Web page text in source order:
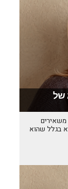
של
משאירים
בגלל שהוא